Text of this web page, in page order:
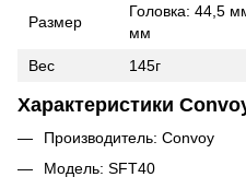
Размер
Головка: 44,5
мм
Вес
145г
Характеристики
Производитель: Convoy
Модель: SFT40